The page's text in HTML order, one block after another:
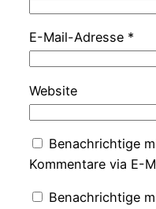
E-Mail-Adresse *
Website
Benachrichtige
Kommentare via E-
Benachrichtige